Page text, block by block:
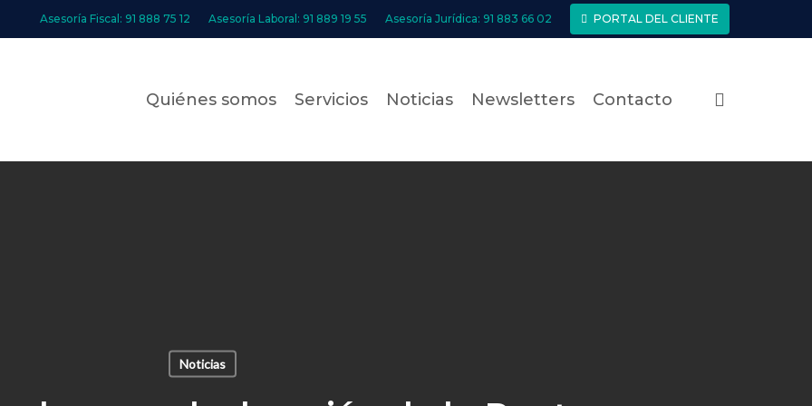
Asesoría Fiscal: 91 888 75 12 Asesoría Laboral: 91 889 19 55 Asesoría Jurídica: 91 883 66 02 PORTAL DEL CLIENTE
Quiénes somos Servicios Noticias Newsletters Contacto
Noticias